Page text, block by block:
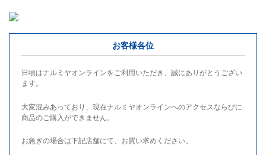
お客様各位
日頃はナルミヤオンラインをご利用いただき、誠にありがとうござい
ます。
大変混みあっており、現在ナルミヤオンラインへのアクセスならびに
商品のご購入ができません。
お急ぎの場合は下記店舗にて、お買い求めください。